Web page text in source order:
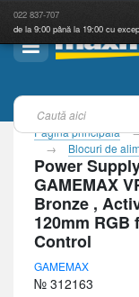
022 837-707
de la 9:00 până la 19:00 cu
Pagina principală
Blocuri de
Power
GAMEMAX
Bronze ,
120mm RGB
Control
GAMEMAX
№ 312163